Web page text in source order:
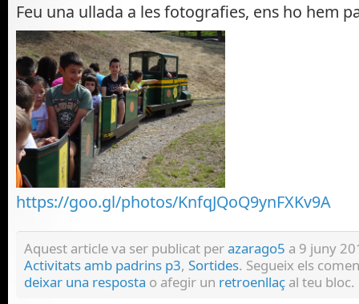
Feu una ullada a les fotografies, ens ho hem
https://goo.gl/photos/KnfqJQoQ9ynFXKv9A
Aquest article va ser publicat perazarago5 a 9 juny
Activitats amb padrins p3, Sortides. Segueix els
deixar una resposta o afegir un retroenllaç al teu bloc.